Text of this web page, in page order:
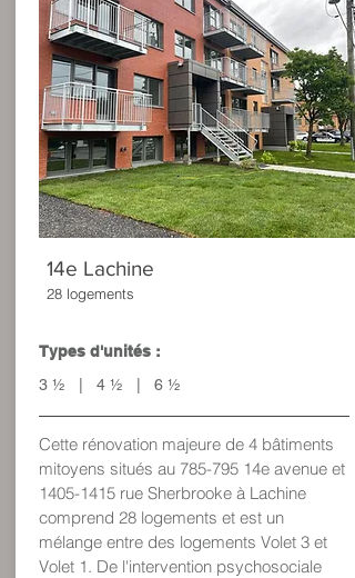
14e Lachine
28 logements
Types d'unités :
3 ½ | 4 ½ | 6 ½
Cette rénovation majeure de 4 bâtiments
mitoyens situés au 785-795 14e avenue et
1405-1415 rue Sherbrooke à Lachine
comprend 28 logements et est un
mélange entre des logements Volet 3 et
Volet 1. De l'intervention psychosociale